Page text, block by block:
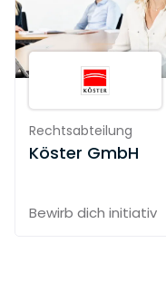
Rechtsabteilung
Köster GmbH
Bewirb dich initiativ